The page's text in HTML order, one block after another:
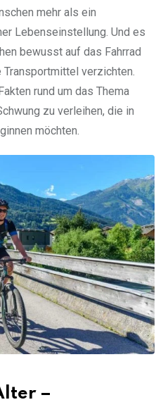
mehr als ein
Lebenseinstellung. Und es
bewusst auf das Fahrrad
verzichten.
rund um das Thema
zu verleihen, die in
möchten.
–